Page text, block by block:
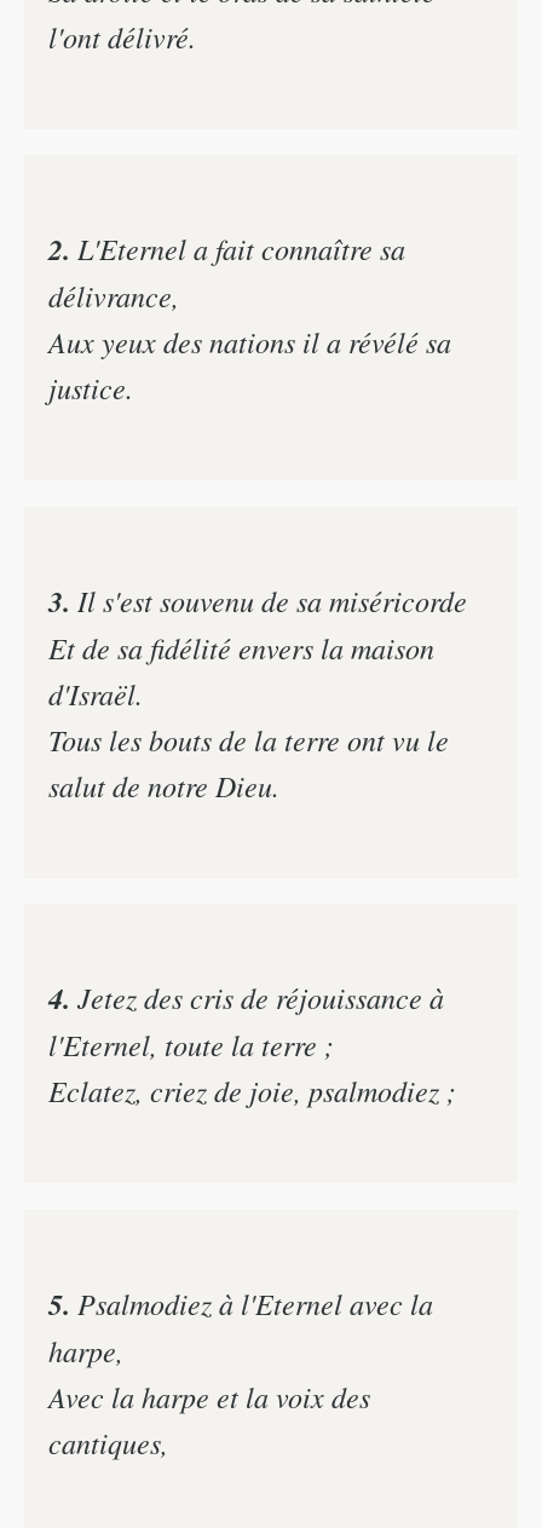
l'ont délivré.
2. L'Eternel a fait connaître sa
délivrance,
Aux yeux des nations il a révélé sa
justice.
3. Il s'est souvenu de sa miséricorde
Et de sa fidélité envers la maison
d'Israël.
Tous les bouts de la terre ont vu le
salut de notre Dieu.
4. Jetez des cris de réjouissance à
l'Eternel, toute la terre ;
Eclatez, criez de joie, psalmodiez ;
5. Psalmodiez à l'Eternel avec la
harpe,
Avec la harpe et la voix des
cantiques,